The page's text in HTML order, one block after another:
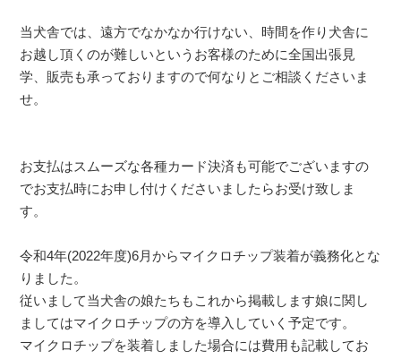
当犬舎では、遠方でなかなか行けない、時間を作り犬舎に
お越し頂くのが難しいというお客様のために全国出張見
学、販売も承っておりますので何なりとご相談くださいま
せ。
お支払はスムーズな各種カード決済も可能でございますの
でお支払時にお申し付けくださいましたらお受け致しま
す。
令和4年(2022年度)6月からマイクロチップ装着が義務化とな
りました。
従いまして当犬舎の娘たちもこれから掲載します娘に関し
ましてはマイクロチップの方を導入していく予定です。
マイクロチップを装着しました場合には費用も記載してお